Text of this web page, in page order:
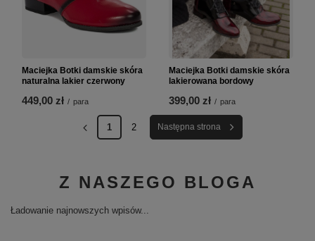
Maciejka Botki damskie skóra
naturalna lakier czerwony
449,00 zł / para
Maciejka Botki damskie skóra
lakierowana bordowy
399,00 zł / para
1 2 Następna strona
Z NASZEGO BLOGA
Ładowanie najnowszych wpisów...